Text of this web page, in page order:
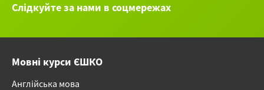
Слідкуйте за нами в соцмережах
Мовні курси ЄШКО
Англійська мова